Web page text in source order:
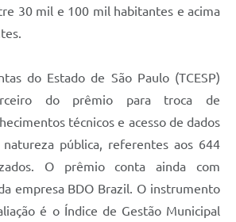
30 mil e 100 mil habitantes e acima
do Estado de São Paulo (TCESP)
do prêmio para troca de
técnicos e acesso de dados
pública, referentes aos 644
O prêmio conta ainda com
empresa BDO Brazil. O instrumento
é o Índice de Gestão Municipal